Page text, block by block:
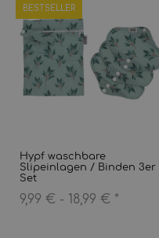
BESTSELLER
Hypf waschbare
Slipeinlagen / Binden 3er
Set
9,99 € - 18,99 € *